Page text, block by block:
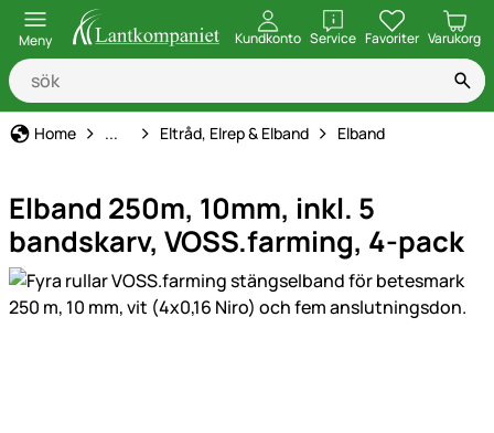
Meny Kundkonto ServiceöppnaFavoriter Varukorg
Home Elstängsel
... Eltråd, Elrep & Elband Elband
Elband 250m, 10mm, inkl. 5
bandskarv, VOSS.farming, 4-pack
Produktgaleri